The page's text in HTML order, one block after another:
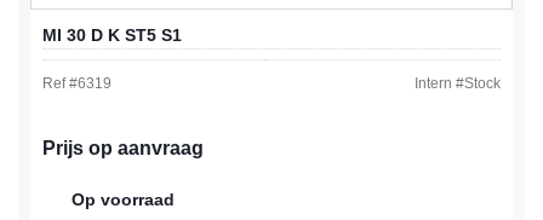
MI 30 D K ST5 S1
Ref #6319 Intern #Stock
Prijs op aanvraag
Op voorraad